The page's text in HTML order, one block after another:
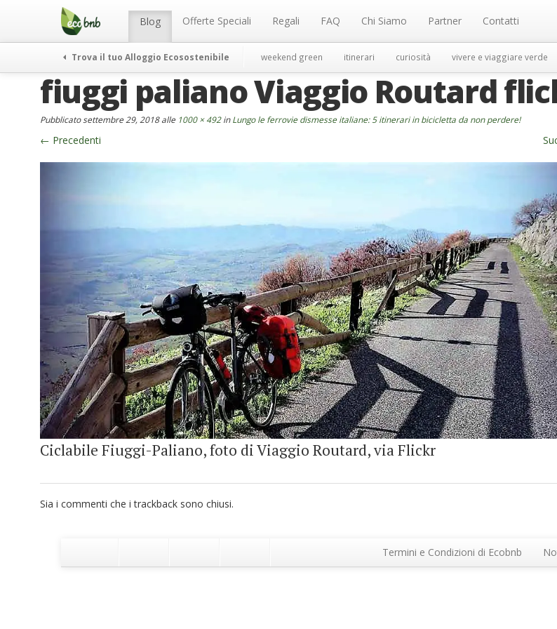
Menu Blog Offerte Speciali Regali FAQ Chi Siamo Partner Contatti
Trova il tuo Alloggio Ecosostenibile weekend green itinerari curiosità vivere e viaggiare verde
fiuggi paliano Viaggio Routard
Pubblicatosettembre 29, 2018alle 1000 × 492inLungo le ferrovie dismesse italiane: 5 itinerari in bicicletta da non perdere!
← Precedenti
Ciclabile Fiuggi-Paliano, foto di Viaggio Routard, via Flickr
Sia i commenti che i trackback sono chiusi.
Termini e Condizioni di Ecobnb